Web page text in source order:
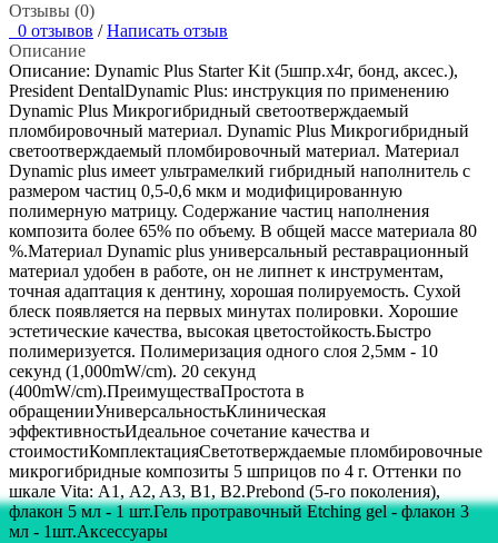
Отзывы (0)
0 отзывов / Написать отзыв
Описание
Описание: Dynamic Plus Starter Kit (5шпр.х4г, бонд, аксес.),
President DentalDynamic Plus: инструкция по применению
Dynamic Plus Микрогибридный светоотверждаемый
пломбировочный материал. Dynamic Plus Микрогибридный
светоотверждаемый пломбировочный материал. Материал
Dynamic plus имеет ультрамелкий гибридный наполнитель с
размером частиц 0,5-0,6 мкм и модифицированную
полимерную матрицу. Содержание частиц наполнения
композита более 65% по объему. В общей массе материала 80
%.Материал Dynamic plus универсальный реставрационный
материал удобен в работе, он не липнет к инструментам,
точная адаптация к дентину, хорошая полируемость. Сухой
блеск появляется на первых минутах полировки. Хорошие
эстетические качества, высокая цветостойкость.Быстро
полимеризуется. Полимеризация одного слоя 2,5мм - 10
секунд (1,000mW/cm). 20 секунд
(400mW/cm).ПреимуществаПростота в
обращенииУниверсальностьКлиническая
эффективностьИдеальное сочетание качества и
стоимостиКомплектацияСветотверждаемые пломбировочные
микрогибридные композиты 5 шприцов по 4 г. Оттенки по
шкале Vita: А1, A2, A3, B1, B2.Prebond (5-го поколения),
флакон 5 мл - 1 шт.Гель протравочный Etching gel - флакон 3
мл - 1шт.Аксессуары